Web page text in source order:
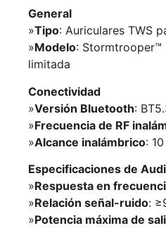
General
»Tipo: Auriculares TWS
»Modelo: Stormtrooper™
limitada
Conectividad
»Versión Bluetooth:
»Frecuencia de RF
»Alcance inalámbrico:
Especificaciones de
»Respuesta en
»Relación señal-ruido:
»Potencia máxima de